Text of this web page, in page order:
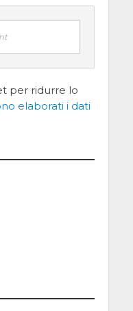
per ridurre lo
elaborati i dati